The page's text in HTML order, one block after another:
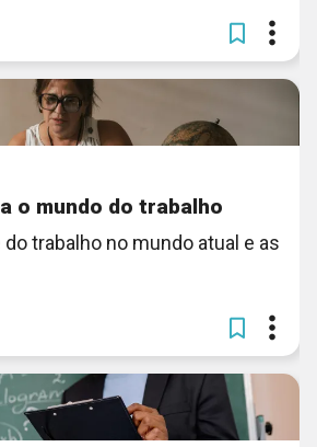
o mundo do trabalho
trabalho no mundo atual e as